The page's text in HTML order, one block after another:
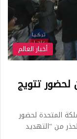
أخبار العالم
لحضور تتويج
المتحدة لحضور
من “التهديد